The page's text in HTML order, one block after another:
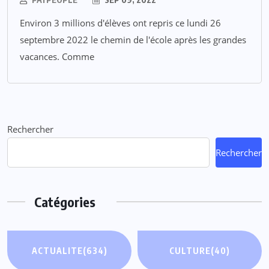
Environ 3 millions d'élèves ont repris ce lundi 26
septembre 2022 le chemin de l'école après les grandes
vacances. Comme
Rechercher
Rechercher
Catégories
ACTUALITE(634) CULTURE(40)